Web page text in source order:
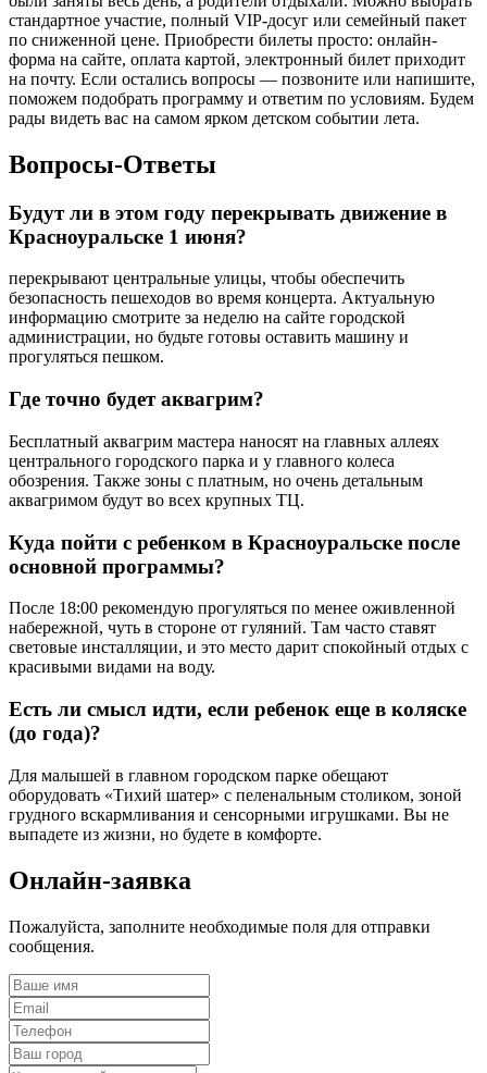
стандартное участие, полный VIP-досуг или семейный пакет
по сниженной цене. Приобрести билеты просто: онлайн-
форма на сайте, оплата картой, электронный билет приходит
на почту. Если остались вопросы — позвоните или напишите,
поможем подобрать программу и ответим по условиям. Будем
рады видеть вас на самом ярком детском событии лета.
Вопросы-Ответы
Будут ли в этом году перекрывать движение в
Красноуральске 1 июня?
перекрывают центральные улицы, чтобы обеспечить
безопасность пешеходов во время концерта. Актуальную
информацию смотрите за неделю на сайте городской
администрации, но будьте готовы оставить машину и
прогуляться пешком.
Где точно будет аквагрим?
Бесплатный аквагрим мастера наносят на главных аллеях
центрального городского парка и у главного колеса
обозрения. Также зоны с платным, но очень детальным
аквагримом будут во всех крупных ТЦ.
Куда пойти с ребенком в Красноуральске после
основной программы?
После 18:00 рекомендую прогуляться по менее оживленной
набережной, чуть в стороне от гуляний. Там часто ставят
световые инсталляции, и это место дарит спокойный отдых с
красивыми видами на воду.
Есть ли смысл идти, если ребенок еще в коляске
(до года)?
Для малышей в главном городском парке обещают
оборудовать «Тихий шатер» с пеленальным столиком, зоной
грудного вскармливания и сенсорными игрушками. Вы не
выпадете из жизни, но будете в комфорте.
Онлайн-заявка
Пожалуйста, заполните необходимые поля для отправки
сообщения.